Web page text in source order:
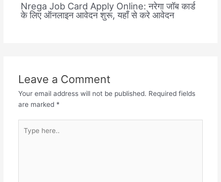
Nrega Job Card Apply Online: नरेगा जॉब कार्ड
के लिए ऑनलाइन आवेदन शुरू, यहाँ से करे आवेदन
Leave a Comment
Your email address will not be published. Required fields
are marked *
here..